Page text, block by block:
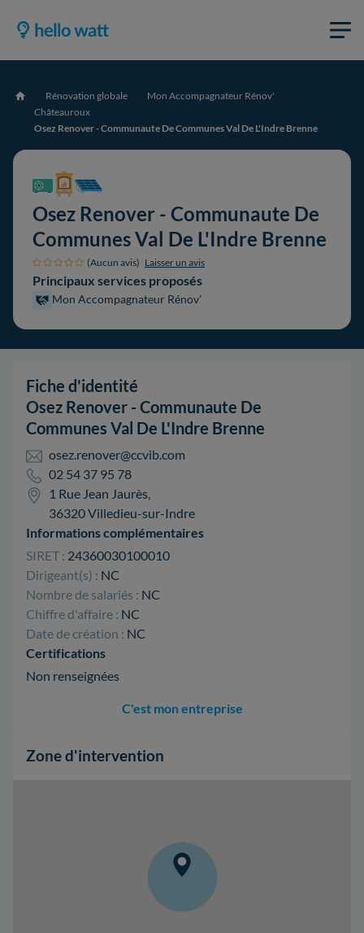
Accueil Rénovation globale
Mon Accompagnateur Rénov'
Châteauroux
Osez Renover - Communaute De Communes Val De L'Indre Brenne
Osez Renover - Communaute De
Communes Val De L'Indre Brenne
(Aucun avis) Laisser un avis
Principaux services proposés
Mon Accompagnateur Rénov'
Fiche d'identité
Osez Renover - Communaute De
Communes Val De L'Indre Brenne
osez.renover@ccvib.com
02 54 37 95 78
1 Rue Jean Jaurès,
36320 Villedieu-sur-Indre
Informations complémentaires
SIRET : 24360030100010
Dirigeant(s) : NC
Nombre de salariés : NC
Chiffre d'affaire : NC
Date de création : NC
Certifications
Non renseignées
C'est mon entreprise
Zone d'intervention